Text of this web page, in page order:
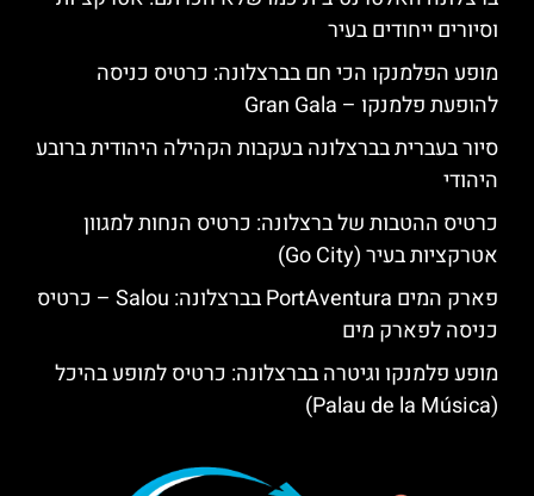
וסיורים ייחודים בעיר
מופע הפלמנקו הכי חם בברצלונה: כרטיס כניסה
להופעת פלמנקו – Gran Gala
סיור בעברית בברצלונה בעקבות הקהילה היהודית ברובע
היהודי
כרטיס ההטבות של ברצלונה: כרטיס הנחות למגוון
אטרקציות בעיר (Go City)
פארק המים PortAventura בברצלונה: Salou – כרטיס
כניסה לפארק מים
מופע פלמנקו וגיטרה בברצלונה: כרטיס למופע בהיכל
(Palau de la Música)